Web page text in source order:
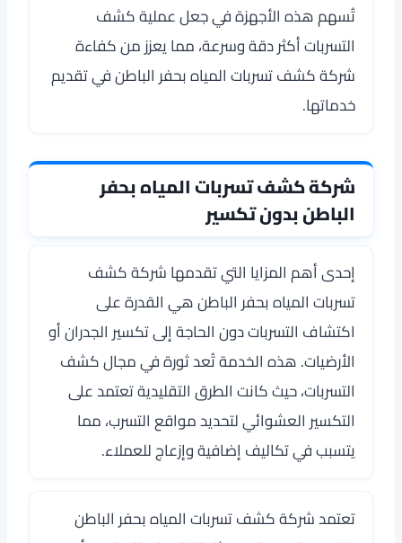
تُسهم هذه الأجهزة في جعل عملية كشف
التسربات أكثر دقة وسرعة، مما يعزز من كفاءة
شركة كشف تسربات المياه بحفر الباطن في تقديم
خدماتها.
شركة كشف تسربات المياه بحفر
الباطن بدون تكسير
إحدى أهم المزايا التي تقدمها شركة كشف
تسربات المياه بحفر الباطن هي القدرة على
اكتشاف التسربات دون الحاجة إلى تكسير الجدران أو
الأرضيات. هذه الخدمة تُعد ثورة في مجال كشف
التسربات، حيث كانت الطرق التقليدية تعتمد على
التكسير العشوائي لتحديد مواقع التسرب، مما
يتسبب في تكاليف إضافية وإزعاج للعملاء.
تعتمد شركة كشف تسربات المياه بحفر الباطن